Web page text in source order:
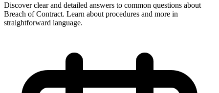
Discover clear and detailed answers to common questions about
Breach of Contract. Learn about procedures and more in
straightforward language.